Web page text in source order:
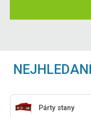
Párty stany